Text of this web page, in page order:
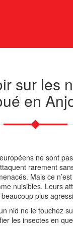
sur les
en
ne sont
rarement
Mais ce
nuisibles. Leurs
plus
nid ne le touchez
les insectes en